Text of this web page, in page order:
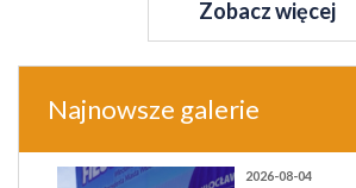
Zobacz więcej
Najnowsze galerie
2026-08-04